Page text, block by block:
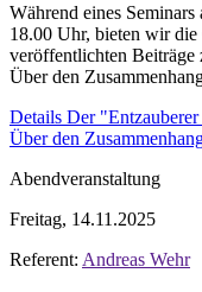
Während eines
18.00 Uhr, bieten wir die
veröffentlichten
Über den
Details Der
Über den
Abendveranstaltung
Freitag, 14.11.2025
Referent: Andreas Wehr